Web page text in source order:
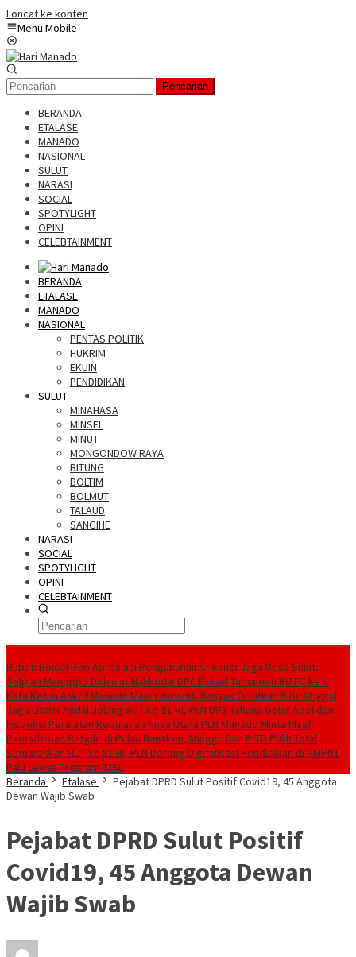
Loncat ke konten
Menu Mobile
Pencarian
BERANDA
ETALASE
MANADO
NASIONAL
SULUT
NARASI
SOCIAL
SPOTYLIGHT
OPINI
CELEBTAINMENT
BERANDA
ETALASE
MANADO
NASIONAL
PENTAS POLITIK
HUKRIM
EKUIN
PENDIDIKAN
SULUT
MINAHASA
MINSEL
MINUT
MONGONDOW RAYA
BITUNG
BOLTIM
BOLMUT
TALAUD
SANGIHE
NARASI
SOCIAL
SPOTYLIGHT
OPINI
CELEBTAINMENT
Bupati Bolsel Beri Apresiasi Pengukuhan Srikandi Jaga Desa Sulut,
Selpian Manoppo Didaulat Nahkodai DPC BolselTurnamen BU FC ke 4
Kata Ketua Askot Manado Makin Inovatif, Banyak Orbitkan Bibit Unggul
Jaga Listrik Andal Jelang HUT ke-81 RI, PLN UP3 Tahuna Gelar Apel dan
Inspeksi Peralatan Kepulauan Nusa Utara PLN Manado Minta Maaf
Pemadaman Bergilir di Pulau Bunaken, Minggu Dua PLTD Pulih Total
Semarakkan HUT ke 81 RI, PLN Dorong Digitalisasi Pendidikan di SMPN1
Palu Lewat Program TJSL
Beranda
Etalase
Pejabat DPRD Sulut Positif Covid19, 45 Anggota
Dewan Wajib Swab
Pejabat DPRD Sulut Positif
Covid19, 45 Anggota Dewan
Wajib Swab